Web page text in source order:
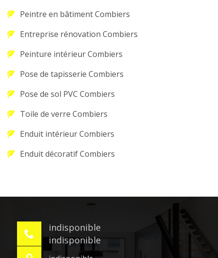
Peintre en bâtiment Combiers
Entreprise rénovation Combiers
Peinture intérieur Combiers
Pose de tapisserie Combiers
Pose de sol PVC Combiers
Toile de verre Combiers
Enduit intérieur Combiers
Enduit décoratif Combiers
indisponible
indisponible